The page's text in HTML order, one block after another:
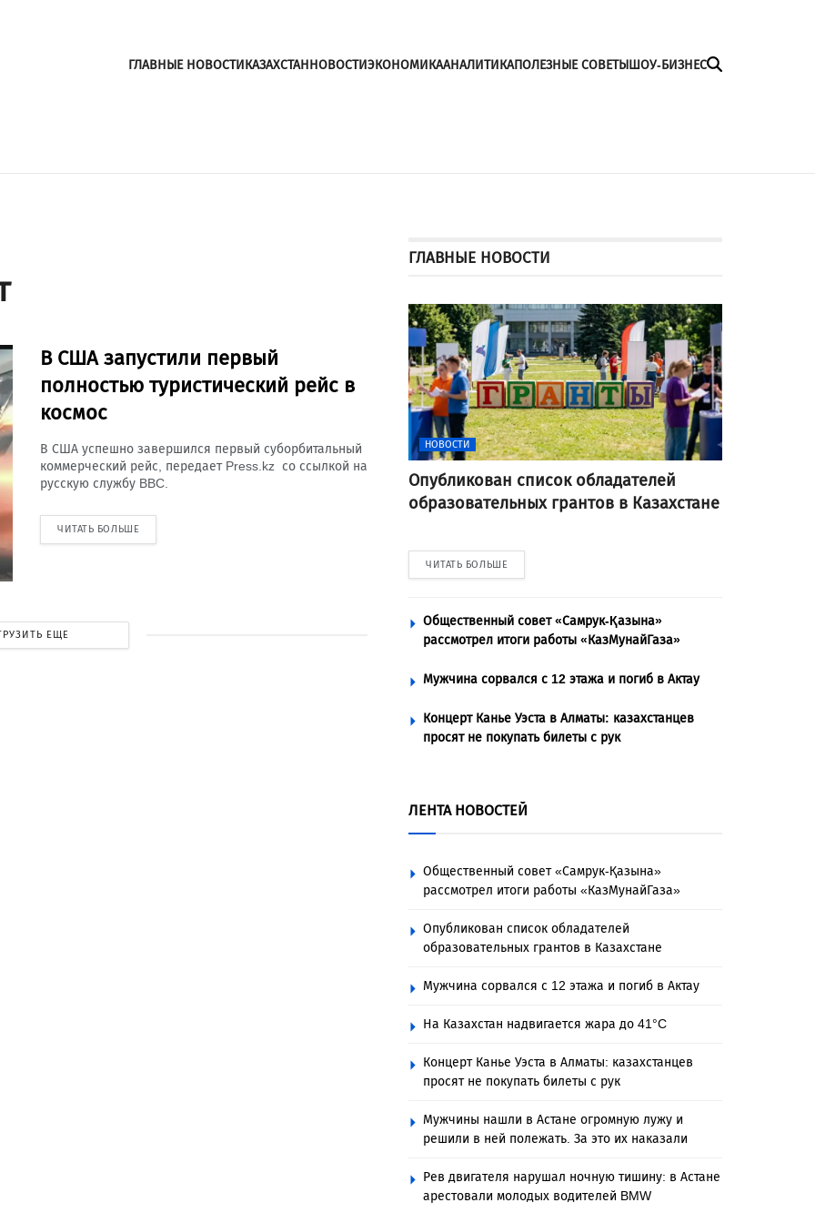
ГЛАВНЫЕ НОВОСТИКАЗАХСТАННОВОСТИЭКОНОМИКААНАЛИТИКАПОЛЕЗНЫЕ СОВЕТЫШОУ-БИЗНЕС
В США запустили первый
полностью туристический рейс в
космос
В США успешно завершился первый суборбитальный
коммерческий рейс, передает Press.kz со ссылкой на
русскую службу BBC.
ЧИТАТЬ БОЛЬШЕ
ЕЩЕ
ГЛАВНЫЕ НОВОСТИ
НОВОСТИ
Опубликован список обладателей
образовательных грантов в Казахстане
ЧИТАТЬ БОЛЬШЕ
Общественный совет «Самрук-Қазына»
рассмотрел итоги работы «КазМунайГаза»
Мужчина сорвался с 12 этажа и погиб в Актау
Концерт Канье Уэста в Алматы: казахстанцев
просят не покупать билеты с рук
ЛЕНТА НОВОСТЕЙ
Общественный совет «Самрук-Қазына»
рассмотрел итоги работы «КазМунайГаза»
Опубликован список обладателей
образовательных грантов в Казахстане
Мужчина сорвался с 12 этажа и погиб в Актау
На Казахстан надвигается жара до 41°C
Концерт Канье Уэста в Алматы: казахстанцев
просят не покупать билеты с рук
Мужчины нашли в Астане огромную лужу и
решили в ней полежать. За это их наказали
Рев двигателя нарушал ночную тишину: в Астане
арестовали молодых водителей BMW